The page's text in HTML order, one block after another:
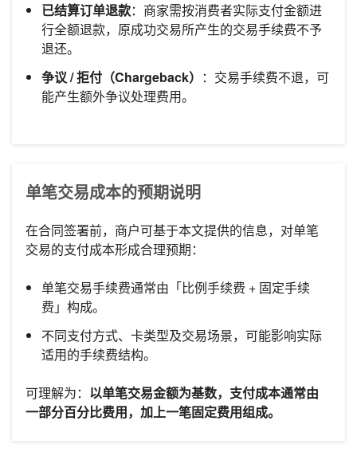
已结算订单退款：商家需按消费者实际支付金额进
行全额退款，原成功交易所产生的交易手续费不予
退还。
争议 / 拒付（Chargeback） ：交易手续费不退，可
能产生额外争议处理费用。
单笔交易成本的预期说明
在合同签署前，商户可基于本文提供的信息，对单笔
交易的支付成本形成合理预期：
单笔交易手续费通常由「比例手续费 + 固定手续
费」构成。
不同支付方式、卡类型及交易场景，可能影响实际
适用的手续费结构。
可理解为： 以单笔交易金额为基数，支付成本通常由
一部分百分比费用，加上一笔固定费用组成。